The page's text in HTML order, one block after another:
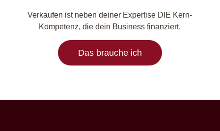
Verkaufen ist neben deiner Expertise DIE Kern-
Kompetenz, die dein Business finanziert.
Das brauche ich